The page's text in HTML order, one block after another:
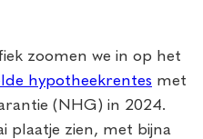
zoomen we in op het
hypotheekrentes met
(NHG) in 2024.
plaatje zien, met bijna